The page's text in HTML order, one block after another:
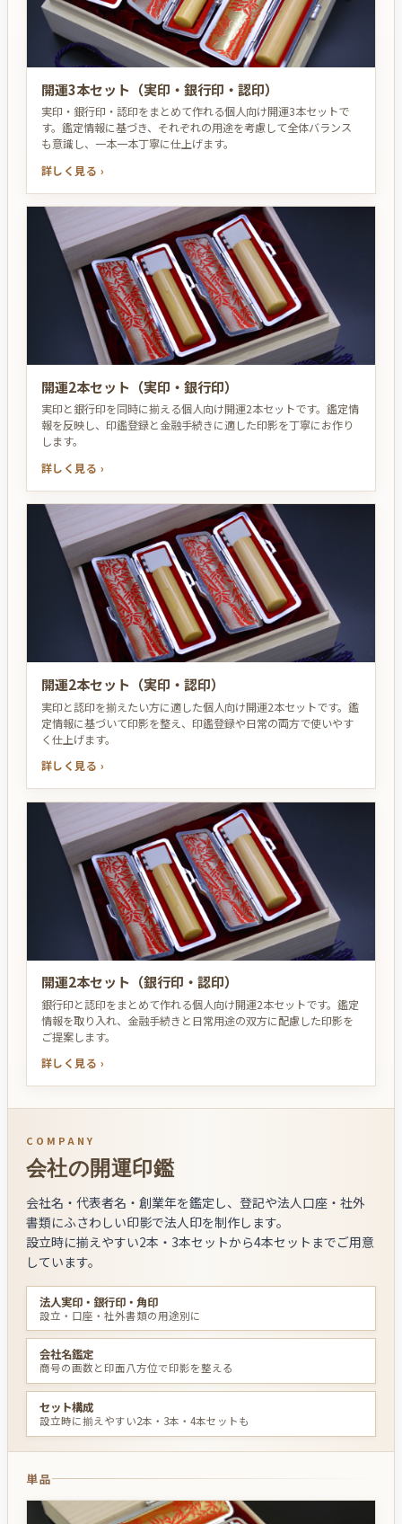
開運3本セット（実印・銀行印・認印）
実印・銀行印・認印をまとめて作れる個人向け開運3本セットで
す。鑑定情報に基づき、それぞれの用途を考慮して全体バランス
も意識し、一本一本丁寧に仕上げます。
詳しく見る ›
開運2本セット（実印・銀行印）
実印と銀行印を同時に揃える個人向け開運2本セットです。鑑定情
報を反映し、印鑑登録と金融手続きに適した印影を丁寧にお作り
します。
詳しく見る ›
開運2本セット（実印・認印）
実印と認印を揃えたい方に適した個人向け開運2本セットです。鑑
定情報に基づいて印影を整え、印鑑登録や日常の両方で使いやす
く仕上げます。
詳しく見る ›
開運2本セット（銀行印・認印）
銀行印と認印をまとめて作れる個人向け開運2本セットです。鑑定
情報を取り入れ、金融手続きと日常用途の双方に配慮した印影を
ご提案します。
詳しく見る ›
COMPANY
会社の開運印鑑
会社名・代表者名・創業年を鑑定し、登記や法人口座・社外
書類にふさわしい印影で法人印を制作します。
設立時に揃えやすい2本・3本セットから4本セットまでご用意
しています。
法人実印・銀行印・角印
設立・口座・社外書類の用途別に
会社名鑑定
商号の画数と印面八方位で印影を整える
セット構成
設立時に揃えやすい2本・3本・4本セットも
単品